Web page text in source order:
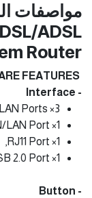
ADSL
Router
- Interface
3× 10/100/1000Mbps RJ45 LAN Ports,
1× 10/100/1000Mbps RJ45 WAN/LAN Port,
1× RJ11 Port,
1× USB 2.0 Port
- Button